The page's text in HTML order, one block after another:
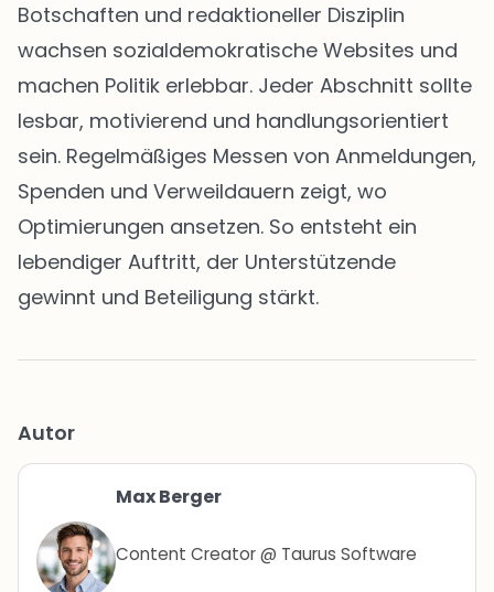
Botschaften und redaktioneller Disziplin
wachsen sozialdemokratische Websites und
machen Politik erlebbar. Jeder Abschnitt sollte
lesbar, motivierend und handlungsorientiert
sein. Regelmäßiges Messen von Anmeldungen,
Spenden und Verweildauern zeigt, wo
Optimierungen ansetzen. So entsteht ein
lebendiger Auftritt, der Unterstützende
gewinnt und Beteiligung stärkt.
Autor
Max Berger
Content Creator @ Taurus Software